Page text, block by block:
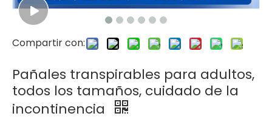
Compartir con:
Pañales transpirables para adultos,
todos los tamaños, cuidado de la
incontinencia